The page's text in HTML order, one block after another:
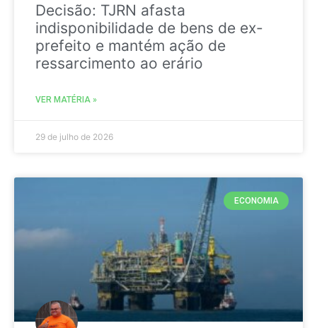
Decisão: TJRN afasta
indisponibilidade de bens de ex-
prefeito e mantém ação de
ressarcimento ao erário
VER MATÉRIA »
29 de julho de 2026
ECONOMIA